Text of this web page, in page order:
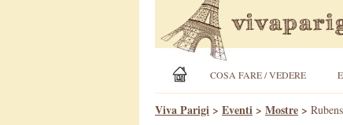
COSA FARE / VEDERE
Viva Parigi > Eventi > Mostre >